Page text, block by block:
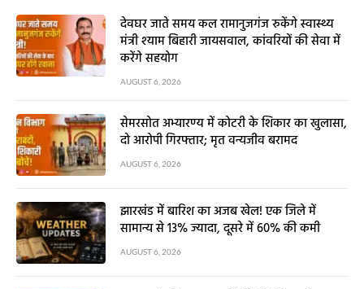
देवघर जाते समय कल रामानुजगंज रुकेंगे स्वास्थ्य
मंत्री श्याम बिहारी जायसवाल, कांवरियों की सेवा में
करेंगे सहयोग
AUGUST 6, 2026
सेमरसोत अभ्यारण्य में कोटरी के शिकार का खुलासा,
दो आरोपी गिरफ्तार; मृत वन्यजीव बरामद
AUGUST 6, 2026
झारखंड में बारिश का अजब खेल! एक जिले में
सामान्य से 13% ज्यादा, दूसरे में 60% की कमी
AUGUST 6, 2026